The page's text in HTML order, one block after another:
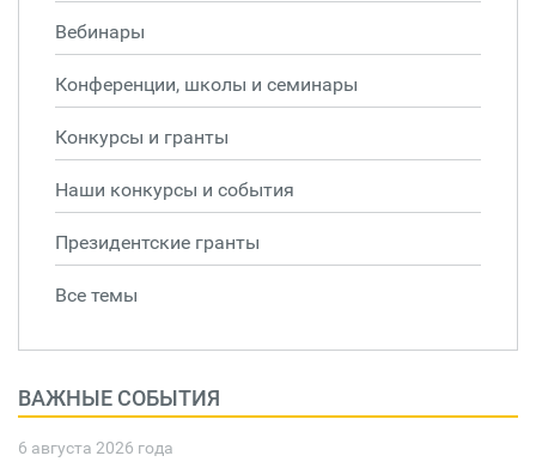
Вебинары
Конференции, школы и семинары
Конкурсы и гранты
Наши конкурсы и события
Президентские гранты
Все темы
ВАЖНЫЕ СОБЫТИЯ
6 августа 2026 года